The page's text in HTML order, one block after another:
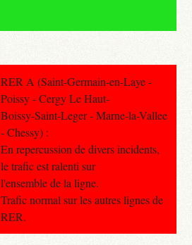
RER A (Saint-Germain-en-Laye -
Poissy - Cergy Le Haut-
Boissy-Saint-Leger - Marne-la-Vallee
- Chessy) :
En repercussion de divers incidents,
le trafic est ralenti sur
l'ensemble de la ligne.
Trafic normal sur les autres lignes de
RER.